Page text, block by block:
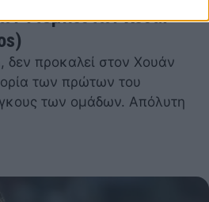
ντεμπούτων Χουάν
δεν προκαλεί στον Χουάν
των πρώτων του
των ομάδων. Απόλυτη